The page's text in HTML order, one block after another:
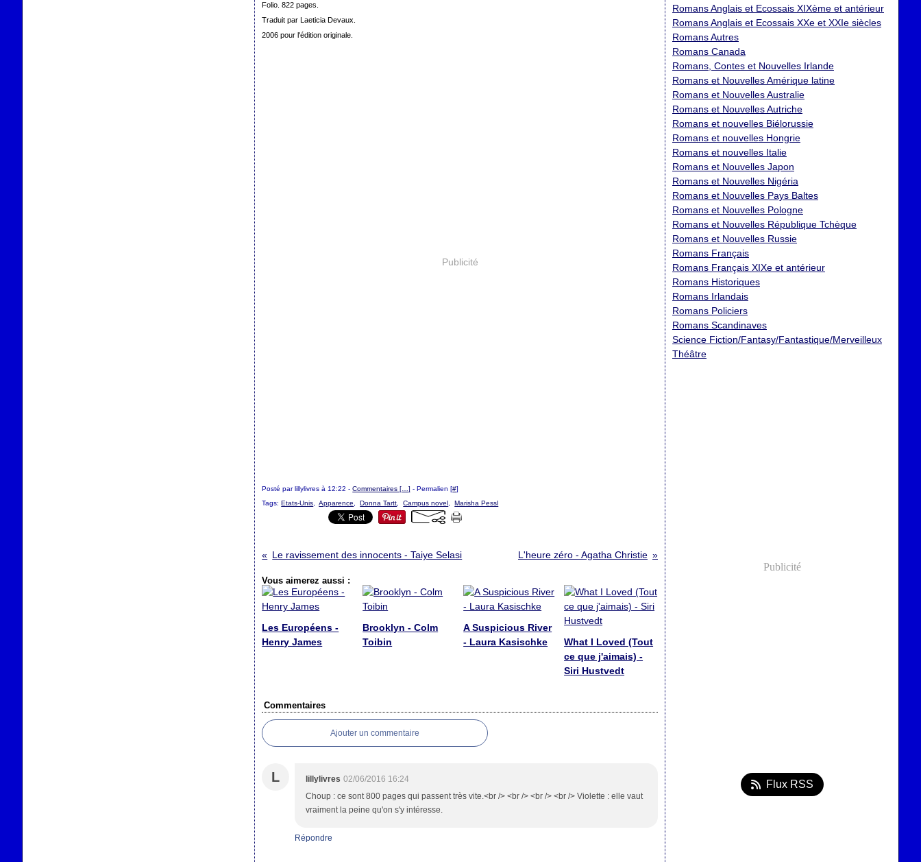
Folio. 822 pages.
Traduit par Laeticia Devaux.
2006 pour l'édition originale.
Publicité
Posté par lillylivres à 12:22 -Commentaires [ …] - Permalien [#]
Tags:Etats-Unis ,Apparence ,Donna Tartt ,Campus novel ,Marisha Pessl
Le ravissement des innocents - Taiye Selasi L'heure zéro - Agatha Christie
Vous aimerez aussi :
Les Européens -
Henry James
Brooklyn - Colm
Toibin
A Suspicious River
- Laura Kasischke
What I Loved (Tout
ce que j'aimais) -
Siri Hustvedt
Commentaires
Ajouter un commentaire
L lillylivres 02/06/2016 16:24
Choup : ce sont 800 pages qui passent très vite.<br /> <br /> <br /> <br /> Violette : elle vaut
vraiment la peine qu'on s'y intéresse.
Répondre
Romans Anglais et Ecossais XIXème et antérieur
Romans Anglais et Ecossais XXe et XXIe siècles
Romans Autres
Romans Canada
Romans, Contes et Nouvelles Irlande
Romans et Nouvelles Amérique latine
Romans et Nouvelles Australie
Romans et Nouvelles Autriche
Romans et nouvelles Biélorussie
Romans et nouvelles Hongrie
Romans et nouvelles Italie
Romans et Nouvelles Japon
Romans et Nouvelles Nigéria
Romans et Nouvelles Pays Baltes
Romans et Nouvelles Pologne
Romans et Nouvelles République Tchèque
Romans et Nouvelles Russie
Romans Français
Romans Français XIXe et antérieur
Romans Historiques
Romans Irlandais
Romans Policiers
Romans Scandinaves
Science Fiction/Fantasy/Fantastique/Merveilleux
Théâtre
Publicité
Flux RSS